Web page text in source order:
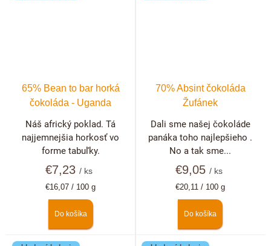
65% Bean to bar horká
čokoláda - Uganda
€7,23/ ks
Jednotková
€16,07 / 100 g
Do košíka
Náš africký poklad. Tá
najjemnejšia horkosť vo
forme tabuľky.
70% Absint čokoláda
Žufánek
€9,05/ ks
Jednotková
€20,11 / 100 g
Do košíka
Dali sme našej čokoláde
panáka toho najlepšieho .
No a tak sme...